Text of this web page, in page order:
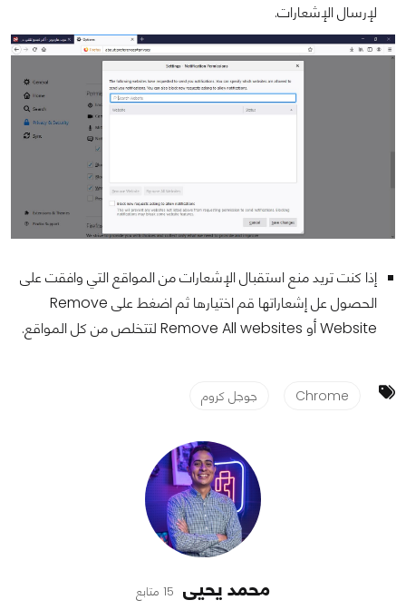
لإرسال الإشعارات.
إذا كنت تريد منع استقبال الإشعارات من المواقع التي وافقت على
الحصول عل إشعاراتها قم اختيارها ثم اضغط على Remove
Website أو Remove All websites لتتخلص من كل المواقع.
Chrome جوجل كروم
محمد يحيى 15 متابع